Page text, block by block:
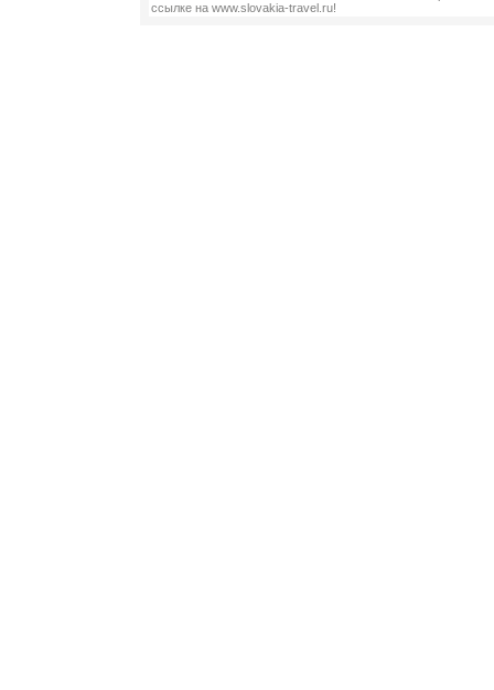
ссылке на www.slovakia-travel.ru!